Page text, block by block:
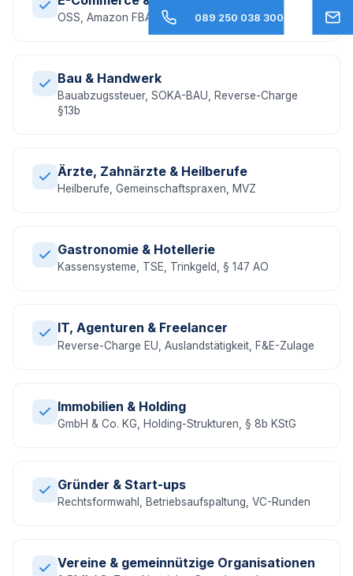
OSS, Amazon FBA, EU-Umsatzsteuer, DAC7
Bau & Handwerk
Bauabzugssteuer, SOKA-BAU, Reverse-Charge
§13b
Ärzte, Zahnärzte & Heilberufe
Heilberufe, Gemeinschaftspraxen, MVZ
Gastronomie & Hotellerie
Kassensysteme, TSE, Trinkgeld, § 147 AO
IT, Agenturen & Freelancer
Reverse-Charge EU, Auslandstätigkeit, F&E-Zulage
Immobilien & Holding
GmbH & Co. KG, Holding-Strukturen, § 8b KStG
Gründer & Start-ups
Rechtsformwahl, Betriebsaufspaltung, VC-Runden
Vereine & gemeinnützige Organisationen
089 250 038 300